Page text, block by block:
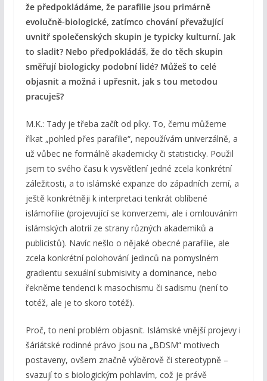
že předpokládáme, že parafilie jsou primárně
evolučně-biologické, zatímco chování převažující
uvnitř společenských skupin je typicky kulturní. Jak
to sladit? Nebo předpokládáš, že do těch skupin
směřují biologicky podobní lidé? Můžeš to celé
objasnit a možná i upřesnit, jak s tou metodou
pracuješ?
M.K.: Tady je třeba začít od píky. To, čemu můžeme
říkat „pohled přes parafilie“, nepoužívám univerzálně, a
už vůbec ne formálně akademicky či statisticky. Použil
jsem to svého času k vysvětlení jedné zcela konkrétní
záležitosti, a to islámské expanze do západních zemí, a
ještě konkrétněji k interpretaci tenkrát oblíbené
islámofilie (projevující se konverzemi, ale i omlouváním
islámských alotrií ze strany různých akademiků a
publicistů). Navíc nešlo o nějaké obecné parafilie, ale
zcela konkrétní polohování jedinců na pomyslném
gradientu sexuální submisivity a dominance, nebo
řekněme tendenci k masochismu či sadismu (není to
totéž, ale je to skoro totéž).
Proč, to není problém objasnit. Islámské vnější projevy i
šáriátské rodinné právo jsou na „BDSM“ motivech
postaveny, ovšem značně výběrově či stereotypně –
svazují to s biologickým pohlavím, což je právě